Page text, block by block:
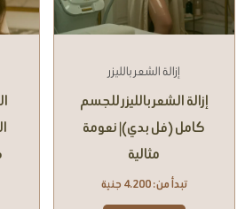
إزالة الشعر بالليزر
إزالة الشعر بالليزر للجسم
كامل (فل بدي)| نعومة
مثالية
تبدأ من:4.200 جنية